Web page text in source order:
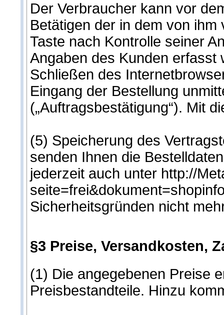
Der Verbraucher kann vor
Betätigen der in dem von ihm
Taste nach Kontrolle seiner
Angaben des Kunden erfasst
Schließen des
Eingang der Bestellung
(„Auftragsbestätigung“). Mit
(5) Speicherung des
senden Ihnen die
jederzeit auch unter http://
Sicherheitsgründen nicht
§3 Preise, Versandkosten,
(1) Die angegebenen Preise
Preisbestandteile. Hinzu